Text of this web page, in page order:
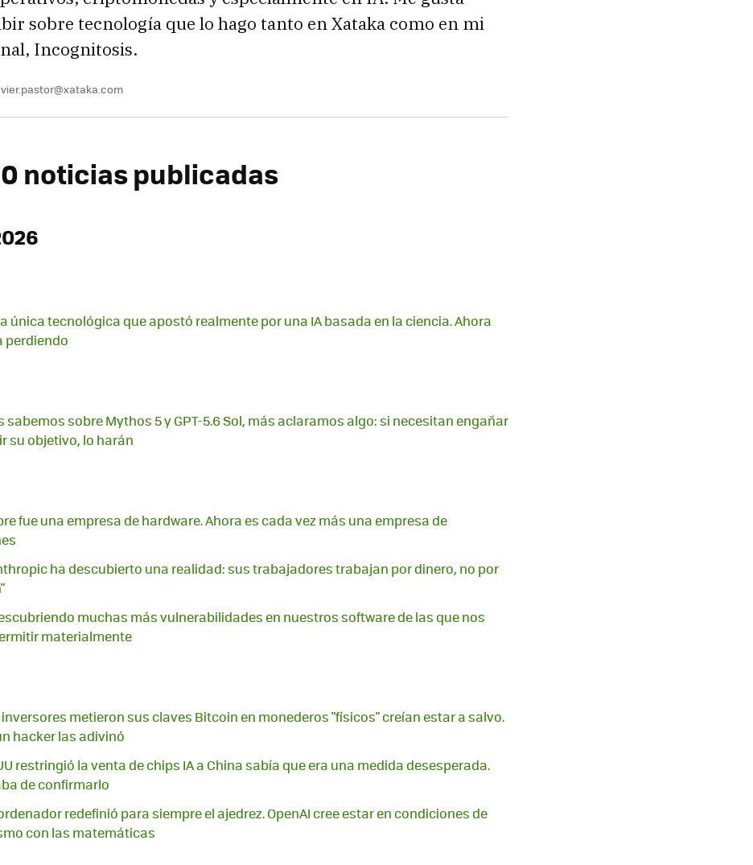
sobre tecnología que lo hago tanto en Xataka como en mi
Incognitosis.
noticias publicadas
única tecnológica que apostó realmente por una IA basada en la ciencia. Ahora
perdiendo
sabemos sobre Mythos 5 y GPT-5.6 Sol, más aclaramos algo: si necesitan engañar
su objetivo, lo harán
fue una empresa de hardware. Ahora es cada vez más una empresa de
ha descubierto una realidad: sus trabajadores trabajan por dinero, no por
muchas más vulnerabilidades en nuestros software de las que nos
materialmente
metieron sus claves Bitcoin en monederos "físicos" creían estar a salvo.
hacker las adivinó
restringió la venta de chips IA a China sabía que era una medida desesperada.
de confirmarlo
ordenador redefinió para siempre el ajedrez. OpenAI cree estar en condiciones de
con las matemáticas